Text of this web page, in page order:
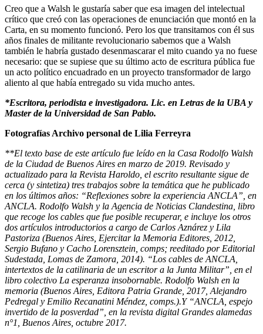
Creo que a Walsh le gustaría saber que esa imagen del intelectual
crítico que creó con las operaciones de enunciación que montó en la
Carta, en su momento funcionó. Pero los que transitamos con él sus
años finales de militante revolucionario sabemos que a Walsh
también le habría gustado desenmascarar el mito cuando ya no fuese
necesario: que se supiese que su último acto de escritura pública fue
un acto político encuadrado en un proyecto transformador de largo
aliento al que había entregado su vida mucho antes.
*Escritora, periodista e investigadora. Lic. en Letras de la UBA y
Master de la Universidad de San Pablo.
Fotografías Archivo personal de Lilia Ferreyra
**El texto base de este artículo fue leído en la Casa Rodolfo Walsh
de la Ciudad de Buenos Aires en marzo de 2019. Revisado y
actualizado para la Revista Haroldo, el escrito resultante sigue de
cerca (y sintetiza) tres trabajos sobre la temática que he publicado
en los últimos años: “Reflexiones sobre la experiencia ANCLA”, en
ANCLA. Rodolfo Walsh y la Agencia de Noticias Clandestina, libro
que recoge los cables que fue posible recuperar, e incluye los otros
dos artículos introductorios a cargo de Carlos Aznárez y Lila
Pastoriza (Buenos Aires, Ejercitar la Memoria Editores, 2012,
Sergio Bufano y Cacho Lorensztein, comps; reeditado por Editorial
Sudestada, Lomas de Zamora, 2014). “Los cables de ANCLA,
intertextos de la catilinaria de un escritor a la Junta Militar”, en el
libro colectivo La esperanza insobornable. Rodolfo Walsh en la
memoria (Buenos Aires, Editora Patria Grande, 2017, Alejandro
Pedregal y Emilio Recanatini Méndez, comps.).Y “ANCLA, espejo
invertido de la posverdad”, en la revista digital Grandes alamedas
n°1, Buenos Aires, octubre 2017.